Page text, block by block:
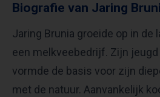
Biografie van Jaring
Jaring Brunia groeide op in de
een melkveebedrijf. Zijn
vormde de basis voor zijn
met de natuur. Aanvankelijk